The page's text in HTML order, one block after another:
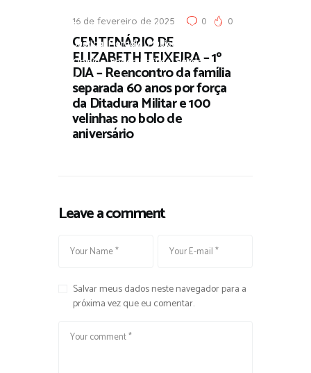
Educação, Governança e Parceria,
Justiça, Moradia,Música
Opinião,Poder,Política,Saúde ,
Segurança,Sociedade, Trabalho
16 de fevereiro de 2025 0 0
CENTENÁRIO DE
ELIZABETH TEIXEIRA – 1º
DIA – Reencontro da família
separada 60 anos por força
da Ditadura Militar e 100
velinhas no bolo de
aniversário
Leave a comment
Salvar meus dados neste navegador para a
próxima vez que eu comentar.